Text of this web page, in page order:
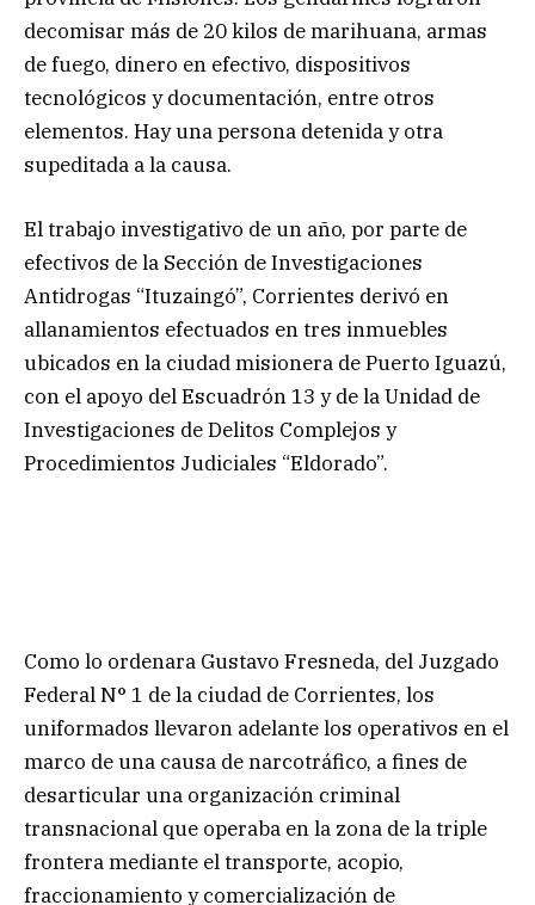
decomisar más de 20 kilos de marihuana, armas
de fuego, dinero en efectivo, dispositivos
tecnológicos y documentación, entre otros
elementos. Hay una persona detenida y otra
supeditada a la causa.
El trabajo investigativo de un año, por parte de
efectivos de la Sección de Investigaciones
Antidrogas “Ituzaingó”, Corrientes derivó en
allanamientos efectuados en tres inmuebles
ubicados en la ciudad misionera de Puerto Iguazú,
con el apoyo del Escuadrón 13 y de la Unidad de
Investigaciones de Delitos Complejos y
Procedimientos Judiciales “Eldorado”.
Como lo ordenara Gustavo Fresneda, del Juzgado
Federal N° 1 de la ciudad de Corrientes, los
uniformados llevaron adelante los operativos en el
marco de una causa de narcotráfico, a fines de
desarticular una organización criminal
transnacional que operaba en la zona de la triple
frontera mediante el transporte, acopio,
fraccionamiento y comercialización de